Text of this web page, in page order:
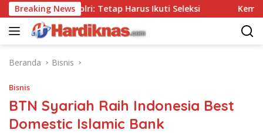
Langsung
ke
konten
Breaking News
Tes, Polri: Tetap Harus Ikuti Seleksi Kemenpar
Beranda Bisnis
Bisnis
BTN Syariah Raih Indonesia Best
Domestic Islamic Bank